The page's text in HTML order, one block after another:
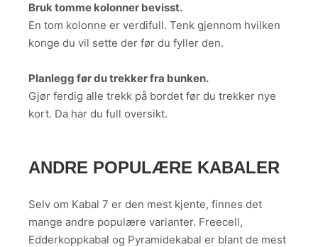
Bruk tomme kolonner bevisst.
En tom kolonne er verdifull. Tenk gjennom hvilken
konge du vil sette der før du fyller den.
Planlegg før du trekker fra bunken.
Gjør ferdig alle trekk på bordet før du trekker nye
kort. Da har du full oversikt.
ANDRE POPULÆRE KABALER
Selv om Kabal 7 er den mest kjente, finnes det
mange andre populære varianter. Freecell,
Edderkoppkabal og Pyramidekabal er blant de mest